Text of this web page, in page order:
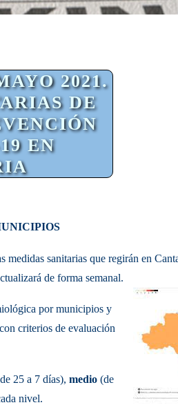
2021.
DE
EN
sanitarias que regirán en
de forma semanal.
por municipios y
criterios de evaluación
25 a 7 días), medio (de
nivel.